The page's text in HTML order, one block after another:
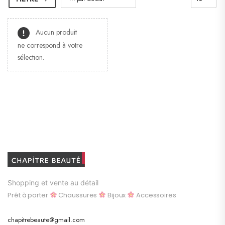
Aucun produit
ne correspond à votre
sélection.
Shopping et vente au détail
Prêt à porter Chaussures Bijoux Accessoires
chapitrebeaute@gmail.com